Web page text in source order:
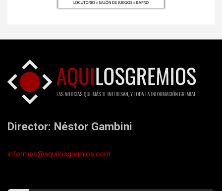
Director: Néstor Gambini
informes@aquilosgremios.com